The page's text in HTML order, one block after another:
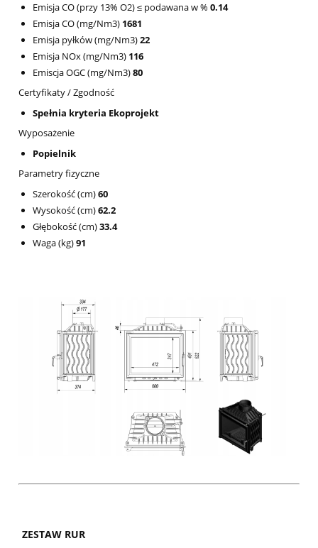
Emisja CO (przy 13% O2) ≤ podawana w % 0.14
Emisja CO (mg/Nm3) 1681
Emisja pyłków (mg/Nm3)22
Emisja NOx (mg/Nm3) 116
Emiscja OGC (mg/Nm3)80
Certyfikaty / Zgodność
Spełnia kryteria Ekoprojekt
Wyposażenie
Popielnik
Parametry fizyczne
Szerokość (cm)60
Wysokość (cm)62.2
Głębokość (cm)33.4
Waga (kg)91
ZESTAW RUR